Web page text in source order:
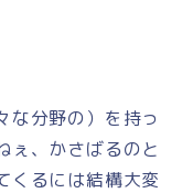
な分野の）を持っ
ぇ、かさばるのと
くるには結構大変